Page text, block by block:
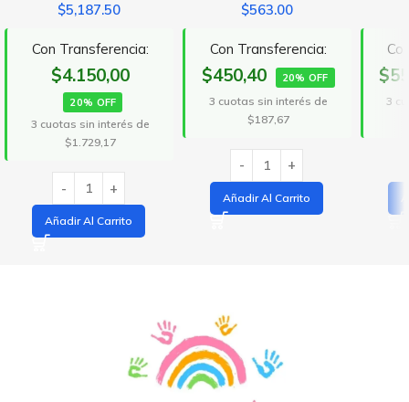
$5,187.50
Con Transferencia:
$4.150,00
20% OFF
3 cuotas sin interés de
$1.729,17
Añadir Al Carrito
$563.00
Con Transferencia:
$450,40 20% OFF
3 cuotas sin interés de
$187,67
Añadir Al Carrito
3